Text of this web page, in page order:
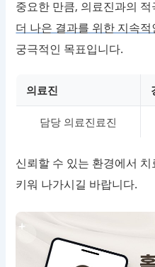
중요한 만큼, 의료진과의
더 나은 결과를 위한 지속적
궁극적인 목표입니다.
의료진
담당 의료진료진
신뢰할 수 있는 환경에서
키워 나가시길 바랍니다.